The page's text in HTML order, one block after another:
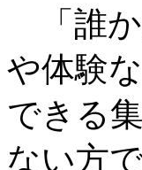
「誰か
や体験
できる
ない方